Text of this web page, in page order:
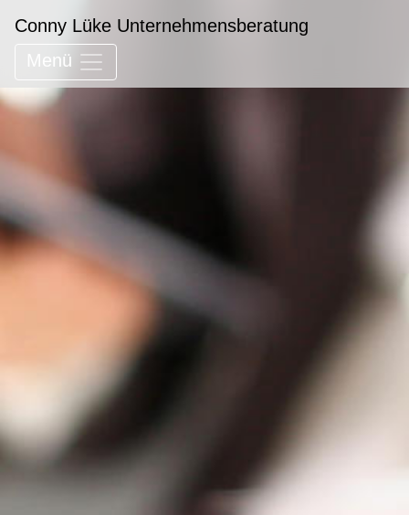
Conny Lüke Unternehmensberatung
Menü